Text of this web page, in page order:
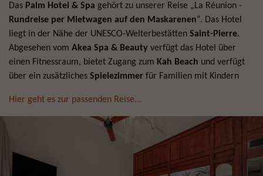
Das Palm Hotel & Spa gehört zu unserer Reise „La Réunion -
Rundreise per Mietwagen auf den Maskarenen“. Das Hotel
liegt in der Nähe der UNESCO-Welterbestätten Saint-Pierre.
Abgesehen vom Akea Spa & Beauty verfügt das Hotel über
einen Fitnessraum, bietet Zugang zum Kah Beach und verfügt
über ein zusätzliches Spielezimmer für Familien mit Kindern
Hier geht es zur passenden Reise...